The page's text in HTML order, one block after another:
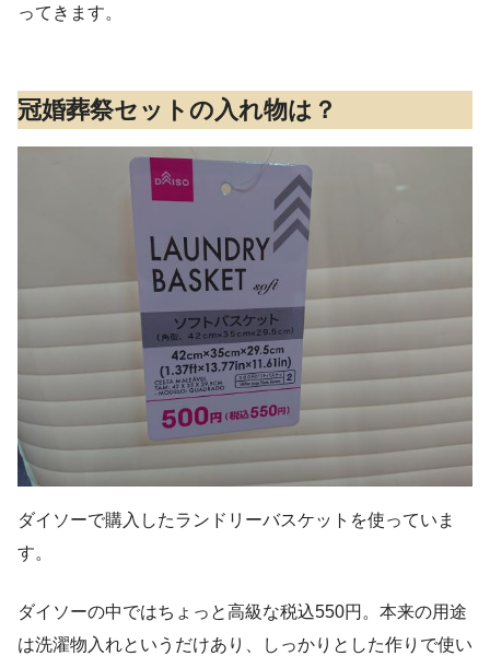
ってきます。
冠婚葬祭セットの入れ物は？
ダイソーで購入したランドリーバスケットを使っていま
す。
ダイソーの中ではちょっと高級な税込550円。本来の用途
は洗濯物入れというだけあり、しっかりとした作りで使い